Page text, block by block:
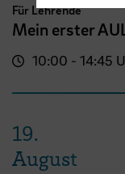
Für Lehrende
Mein erster
10:00 - 14:45
19.
August